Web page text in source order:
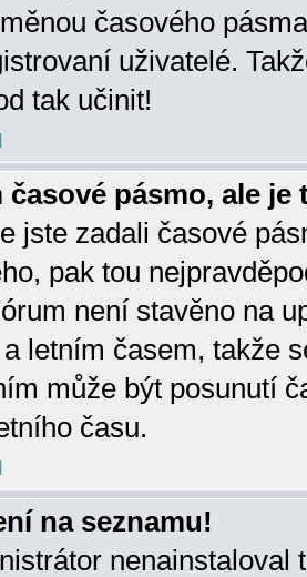
časového
uživatelé.
tak učinit!
časové pásmo, ale je
jste zadali časové
pak tou
není stavěno na
letním časem, takže
může být posunutí
času.
na seznamu!
nenainstaloval